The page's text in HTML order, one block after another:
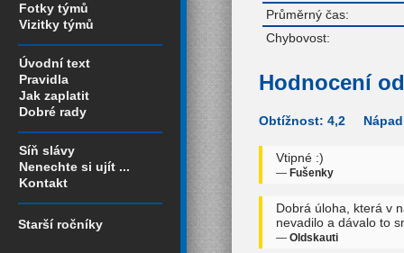
Fotky týmů
Vizitky týmů
Úvodní text
Pravidla
Jak zaplatit
Dobré rady
Síň slávy
Nenechte si ujít ...
Kontakt
Starší ročníky
Průměrný čas:
Chybovost:
Hodnocení
Obtížnost: 4,2
Vtipné :)
— Fušenky
Dobrá úloha, která v
nevadilo a dávalo to
— Oldskauti